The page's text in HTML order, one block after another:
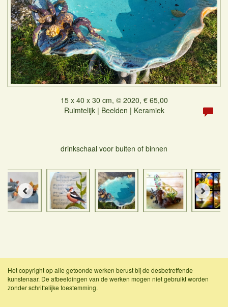
15 x 40 x 30 cm, © 2020, € 65,00
Ruimtelijk | Beelden | Keramiek
drinkschaal voor buiten of binnen
Het copyright op alle getoonde werken berust bij de desbetreffende
kunstenaar. De afbeeldingen van de werken mogen niet gebruikt worden
zonder schriftelijke toestemming.